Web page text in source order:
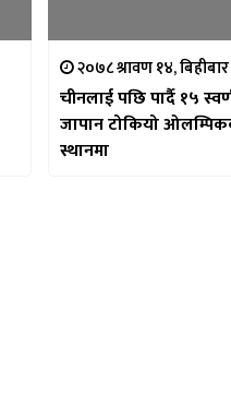
२०७८ श्रावण १४,
चीनलाई पछि पार्दै १५
जापान टोकियो
स्थानमा